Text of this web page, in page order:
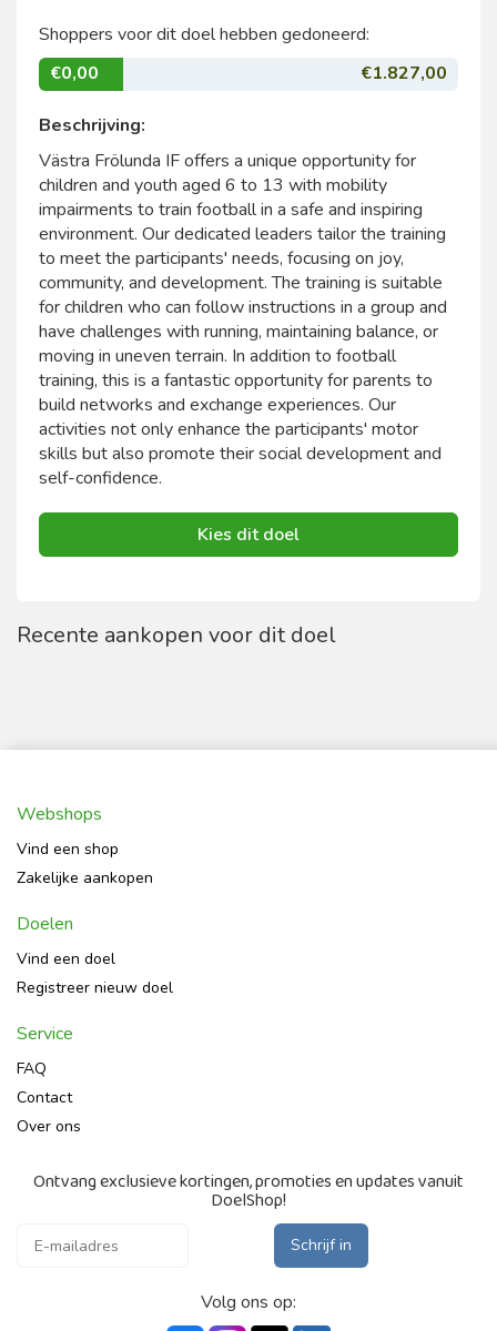
Shoppers voor dit doel hebben gedoneerd:
€0,00
€1.827,00
Beschrijving:
Västra Frölunda IF offers a unique opportunity for
children and youth aged 6 to 13 with mobility
impairments to train football in a safe and inspiring
environment. Our dedicated leaders tailor the training
to meet the participants' needs, focusing on joy,
community, and development. The training is suitable
for children who can follow instructions in a group and
have challenges with running, maintaining balance, or
moving in uneven terrain. In addition to football
training, this is a fantastic opportunity for parents to
build networks and exchange experiences. Our
activities not only enhance the participants' motor
skills but also promote their social development and
self-confidence.
Kies dit doel
Recente aankopen voor dit doel
Webshops
Vind een shop
Zakelijke aankopen
Doelen
Vind een doel
Registreer nieuw doel
Service
FAQ
Contact
Over ons
Ontvang exclusieve kortingen, promoties en updates vanuit
DoelShop!
Schrijf in
Volg ons op: